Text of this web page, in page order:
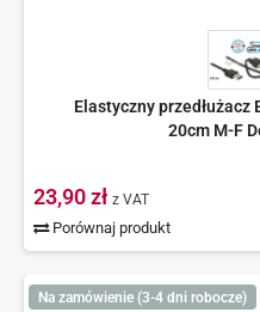
Elastyczny przedłużacz
20cm M-F
23,90 zł z VAT
Porównaj produkt
Na zamówienie (3-4 dni robocze)